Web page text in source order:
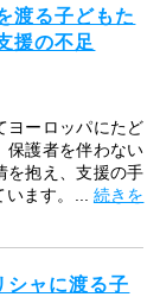
渡る子どもた
援の不足
ヨーロッパにたど
保護者を伴わない
を抱え、支援の手
います。... 続きを
ャに渡る子